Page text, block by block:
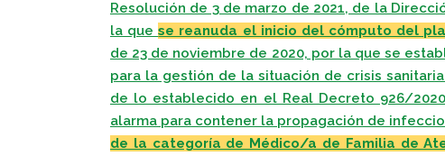
Resolución de 3 de marzo de 2021, de la
la quese reanuda el inicio del cómputo del
de 23 de noviembre de 2020, por la que se
para la gestión de la situación de crisis
de lo establecido en el Real Decreto 926/
alarma para contener la propagación de
de la categoría de Médico/a de Familia de